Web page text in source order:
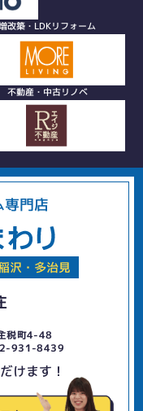
改築・LDKリフォーム
不動産・中古リノベ
門店
沢・多治見
税町4-48
931-8439
けます！